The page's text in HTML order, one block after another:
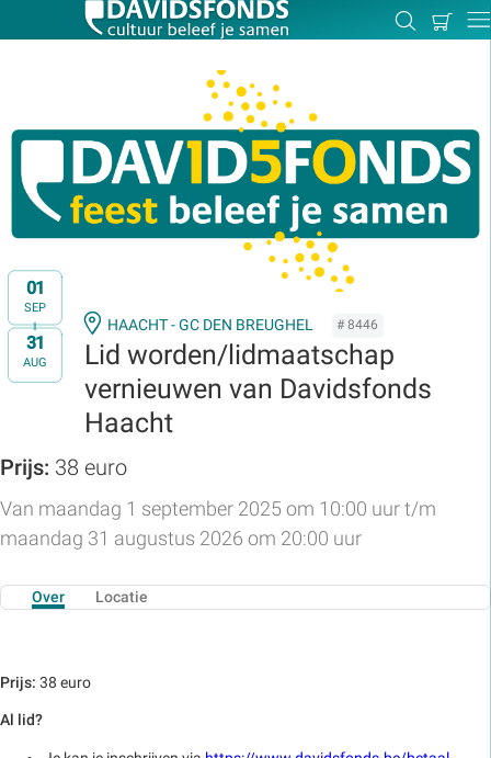
Zoeken
Mijn
01
SEP
t/m
31
AUG
HAACHT - GC DEN BREUGHEL # 8446
Lid worden/lidmaatschap
vernieuwen van Davidsfonds
Haacht
Prijs: 38 euro
Van maandag 1 september 2025 om 10:00 uur t/m
maandag 31 augustus 2026 om 20:00 uur
Over Locatie
Prijs: 38 euro
Al lid?
Zoeken